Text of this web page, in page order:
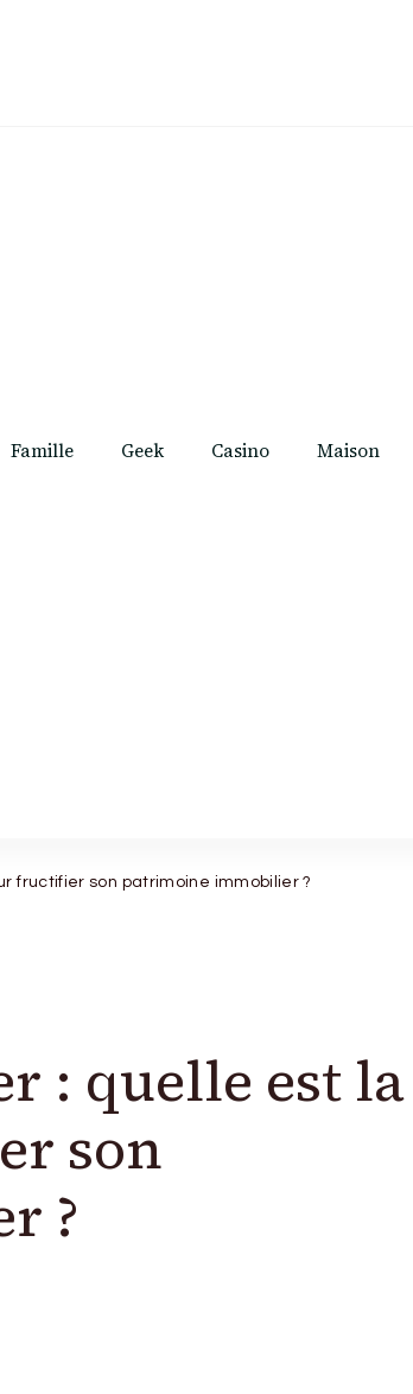
Famille Geek Casino Maison
fructifier son patrimoine immobilier ?
: quelle est la
son
?